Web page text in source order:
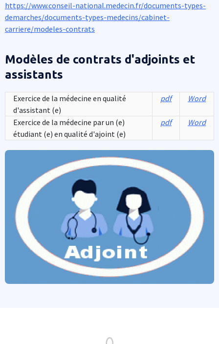
https://www.conseil-national.medecin.fr/documents-types-
demarches/documents-types-medecins/cabinet-
carriere/modeles-contrats
Modèles de contrats d'adjoints et
assistants
Exercice de la médecine en qualité
d'assistant (e)
pdf Word
Exercice de la médecine par un (e)
étudiant (e) en qualité d'ajoint (e)
pdf Word